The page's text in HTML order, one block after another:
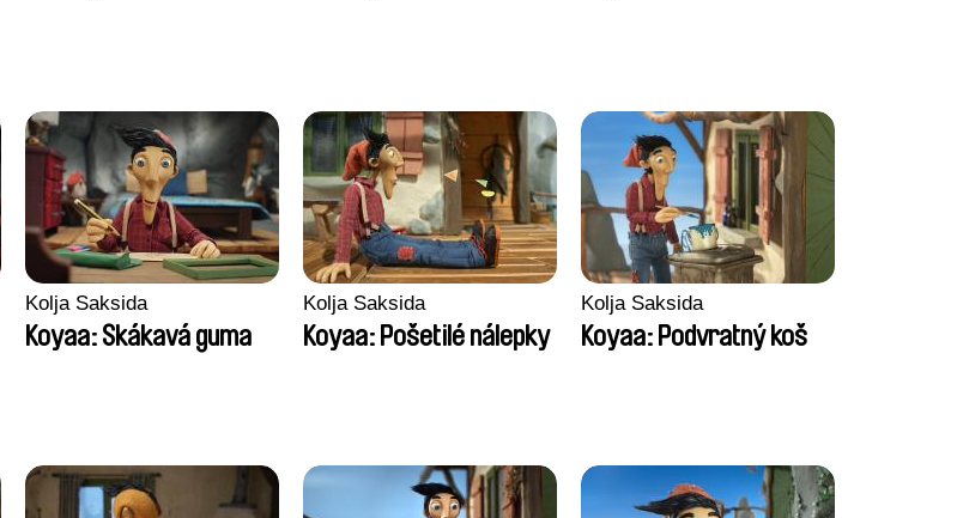
Kolja Saksida
Koyaa: Skákavá guma
Kolja Saksida
Koyaa: Pošetilé nálepky
Kolja Saksida
Koyaa: Podvratný koš